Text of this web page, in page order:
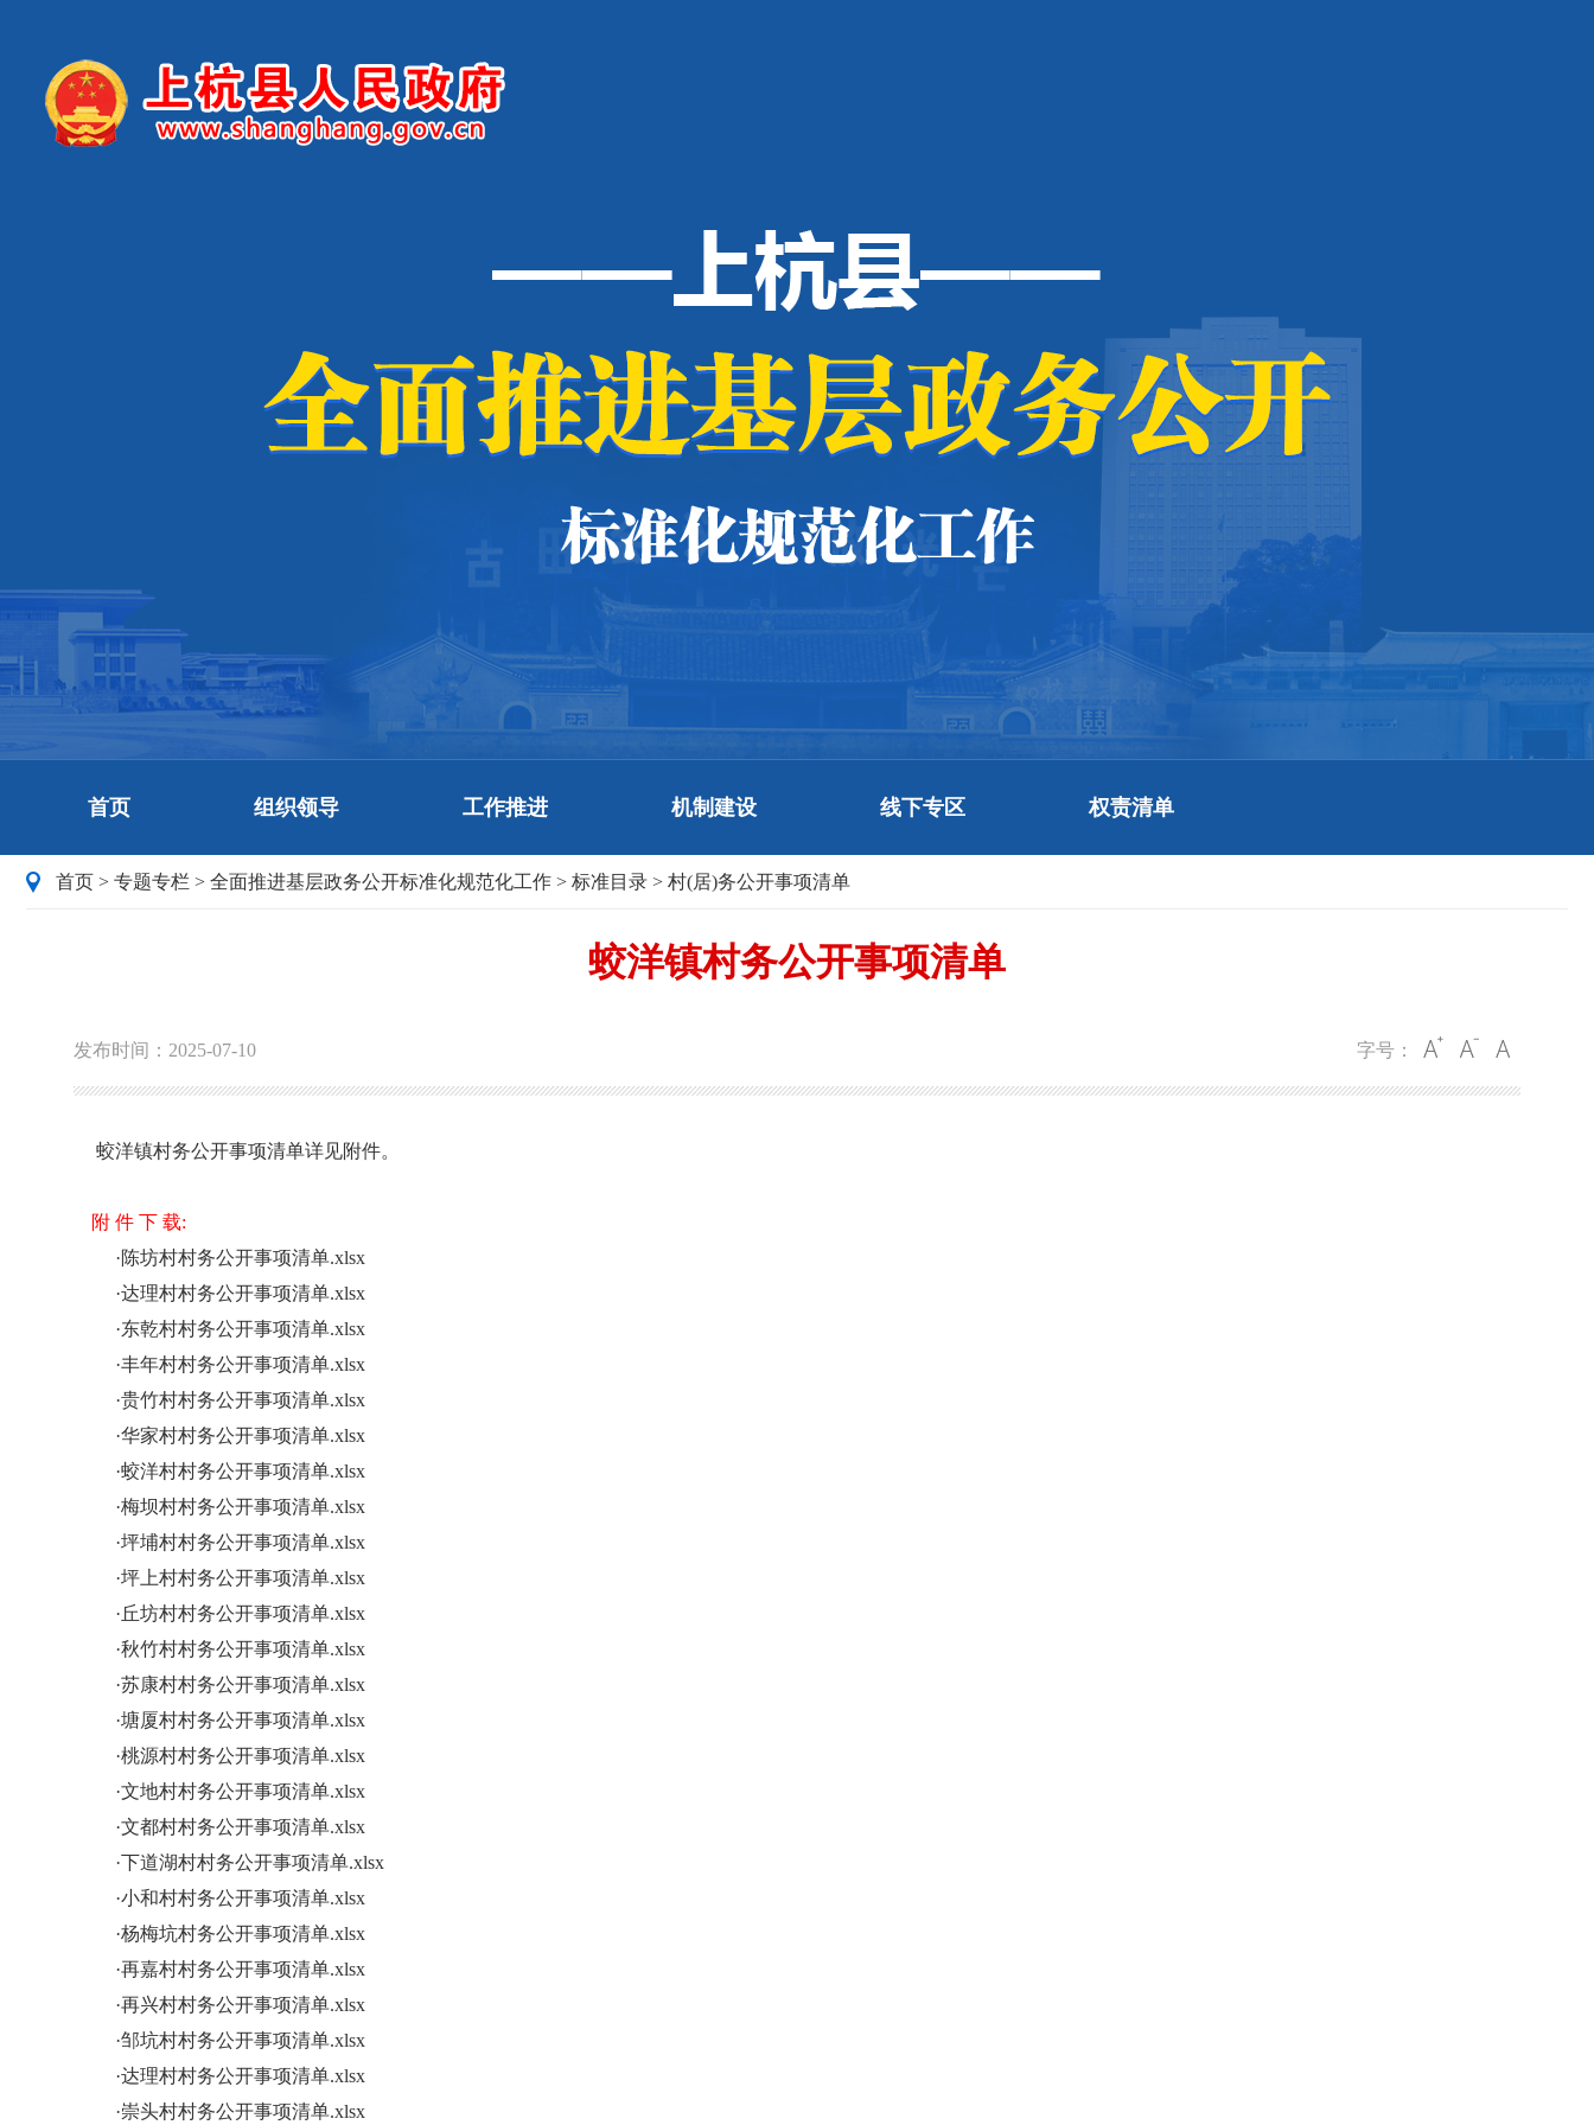
首页 组织领导 工作推进 机制建设 线下专区 权责清单
首页 > 专题专栏 > 全面推进基层政务公开标准化规范化工作 > 标准目录 > 村(居)务公开事项清单
蛟洋镇村务公开事项清单
发布时间：2025-07-10 字号：
蛟洋镇村务公开事项清单详见附件。
附 件 下 载:
·陈坊村村务公开事项清单.xlsx
·达理村村务公开事项清单.xlsx
·东乾村村务公开事项清单.xlsx
·丰年村村务公开事项清单.xlsx
·贵竹村村务公开事项清单.xlsx
·华家村村务公开事项清单.xlsx
·蛟洋村村务公开事项清单.xlsx
·梅坝村村务公开事项清单.xlsx
·坪埔村村务公开事项清单.xlsx
·坪上村村务公开事项清单.xlsx
· 丘坊村村务公开事项清单.xlsx
·秋竹村村务公开事项清单.xlsx
·苏康村村务公开事项清单.xlsx
·塘厦村村务公开事项清单.xlsx
·桃源村村务公开事项清单.xlsx
·文地村村务公开事项清单.xlsx
·文都村村务公开事项清单.xlsx
·下道湖村村务公开事项清单.xlsx
·小和村村务公开事项清单.xlsx
·杨梅坑村务公开事项清单.xlsx
·再嘉村村务公开事项清单.xlsx
·再兴村村务公开事项清单.xlsx
·邹坑村村务公开事项清单.xlsx
·达理村村务公开事项清单.xlsx
·崇头村村务公开事项清单.xlsx